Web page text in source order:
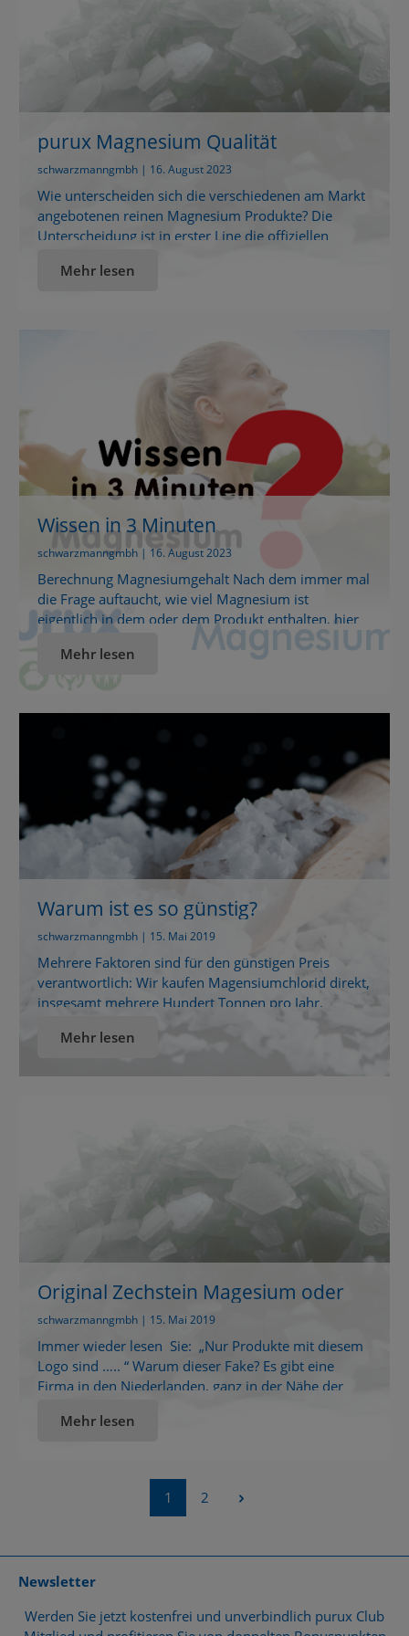
purux Magnesium Qualität
schwarzmanngmbh | 16. August 2023
Wie unterscheiden sich die verschiedenen am Markt
angebotenen reinen Magnesium Produkte? Die
Unterscheidung ist in erster Line die offiziellen
Qualität zur Verwendung als Streusalz, Anti-Staub-
Nahrungsmittelergänzung Pharmaqualität zur
Herstellung von Arzneimitteln Für Lebensmittel und
Pharmaqualität existieren gesetzliche […]
Mehr lesen
Wissen in 3 Minuten
schwarzmanngmbh | 16. August 2023
Berechnung Magnesiumgehalt Nach dem immer mal
die Frage auftaucht, wie viel Magnesium ist
eigentlich in dem oder dem Produkt enthalten, hier
eine Anleitung, wie man sich das theoretisch selbst
ausrechnen kann. Auf 2 Arten: kompliziert und
selbst macht) geht man […]
Mehr lesen
Warum ist es so günstig?
schwarzmanngmbh | 15. Mai 2019
Mehrere Faktoren sind für den günstigen Preis
verantwortlich: Wir kaufen Magensiumchlorid direkt,
insgesamt mehrere Hundert Tonnen pro Jahr.
verpacken es selbst und verkaufen es direkt an den
Zwischenhändler. Die Geschäftsabläufe sind
Mehr lesen
Original Zechstein Magesium oder
Zechsteiner Magnesium Logo ….
schwarzmanngmbh | 15. Mai 2019
Immer wieder lesen Sie: „Nur Produkte mit diesem
Logo sind ….. “ Warum dieser Fake? Es gibt eine
Firma in den Niederlanden, ganz in der Nähe der
Magnesiumchlorid mit einem sehr hohen Aufschlag
Mehr lesen
Seite
1 Seite
2
Newsletter
Werden Sie jetzt kostenfrei und unverbindlich purux Club